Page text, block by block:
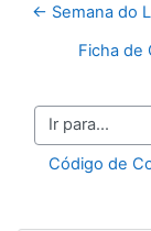
← Semana do
Ficha de
Ir para...
Código de